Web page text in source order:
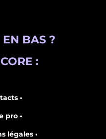
BAS ?
:
•
pro •
légales •